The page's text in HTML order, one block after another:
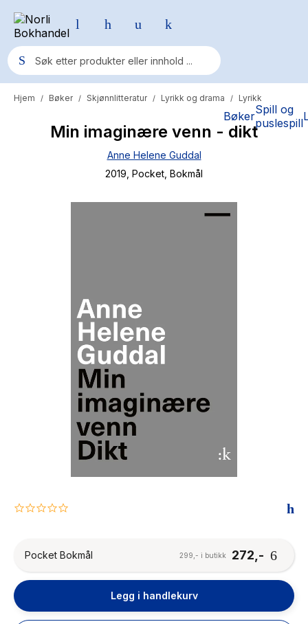
BøkerSpill og
puslespill
Populære søk
Pokemon
Fury Bound - Sable Sorensen
The Housemaid
Hjem / Bøker / Skjønnlitteratur / Lyrikk og drama / Lyrikk
Min imaginære venn - dikt
Anne Helene Guddal
2019 , Pocket , Bokmål
0.0
Pocket Bokmål
272,-
299,- i butikk
Legg i handlekurv